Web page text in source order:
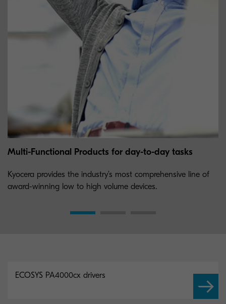
Multi-Functional Products for day-to-day tasks
Kyocera provides the industry’s most comprehensive line of
award-winning low to high volume devices.
ECOSYS PA4000cx drivers